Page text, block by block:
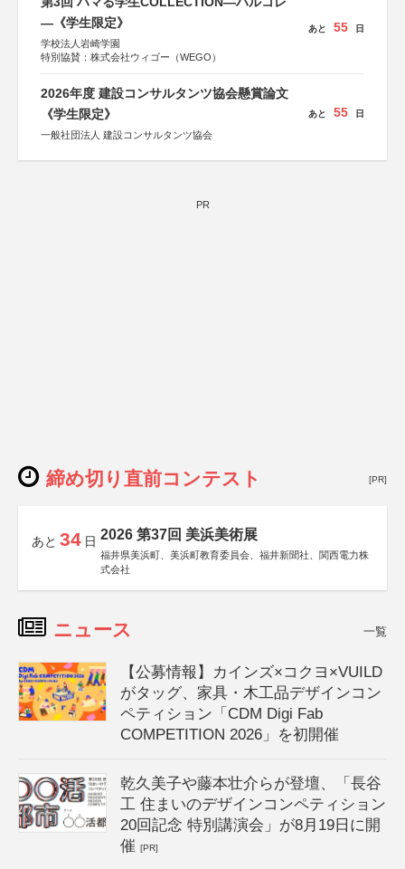
―《学生限定》
学校法人岩崎学園
特別協賛：株式会社ウィゴー（WEGO）
あと 55 日
2026年度 建設コンサルタンツ協会懸賞論文
《学生限定》
一般社団法人 建設コンサルタンツ協会
あと 55 日
PR
締め切り直前コンテスト [PR]
あと 34 日 2026 第37回 美浜美術展
福井県美浜町、美浜町教育委員会、福井新聞社、関西電力株
式会社
ニュース 一覧
【公募情報】カインズ×コクヨ×VUILD
がタッグ、家具・木工品デザインコン
ペティション「CDM Digi Fab
COMPETITION 2026」を初開催
乾久美子や藤本壮介らが登壇、「長谷
工 住まいのデザインコンペティション
20回記念 特別講演会」が8月19日に開
催[PR]